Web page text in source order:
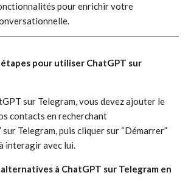
pour enrichir votre
pour utiliser ChatGPT sur
sur Telegram, vous devez ajouter le
contacts en recherchant
sur Telegram, puis cliquer sur “Démarrer”
interagir avec lui.
à ChatGPT sur Telegram en